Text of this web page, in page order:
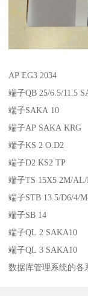
AP EG3 2034
端子QB 25/6.5/11.5
端子SAKA 10
端子AP SAKA KRG
端子KS 2 O.D2
端子D2 KS2 TP
端子TS 15X5 2M/
端子STB 13.5/D6/4/
端子SB 14
端子QL 2 SAKA10
端子QL 3 SAKA10
数据库管理系统的各